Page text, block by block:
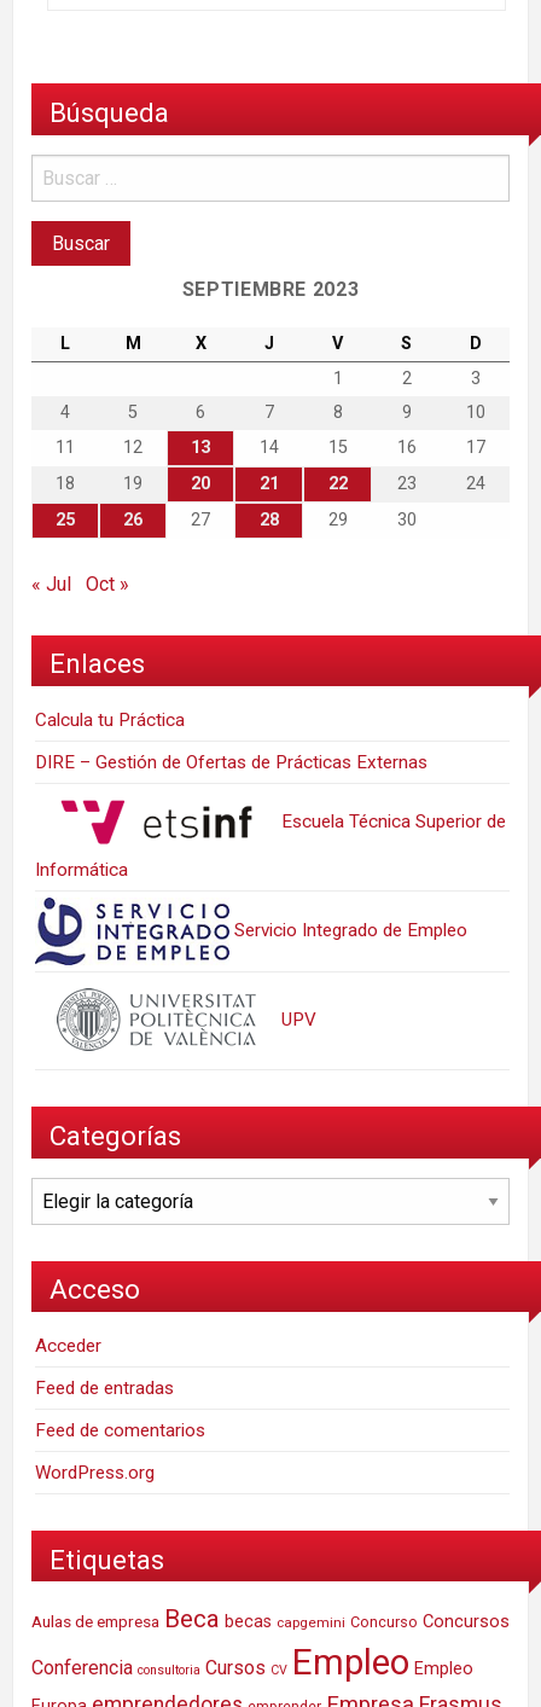
Búsqueda
SEPTIEMBRE 2023
L M X J V S
D
1
2
3
4
5 6 7 8 9
10
11
12 13 14 15 16
17
18
19 20 21 22 23
24
25
26 27 28 29 30
« Jul Oct »
Enlaces
Calcula tu Práctica
DIRE – Gestión de Ofertas de Prácticas Externas
Escuela Técnica Superior de
Informática
Servicio Integrado de Empleo
UPV
Categorías
Categorías
Acceso
Acceder
Feed de entradas
Feed de comentarios
WordPress.org
Etiquetas
Aulas de empresa Beca becas capgemini Concurso Concursos
Conferencia consultoria Cursos CV Empleo Empleo